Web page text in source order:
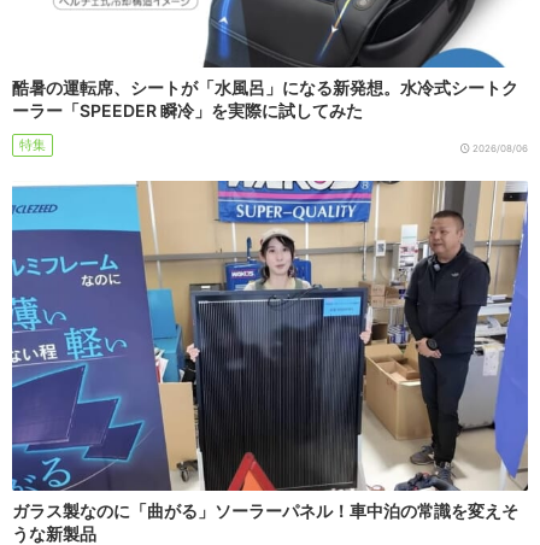
酷暑の運転席、シートが「水風呂」になる新発想。水冷式シートク
ーラー「SPEEDER 瞬冷」を実際に試してみた
特集 2026/08/06
ガラス製なのに「曲がる」ソーラーパネル！車中泊の常識を変えそ
うな新製品